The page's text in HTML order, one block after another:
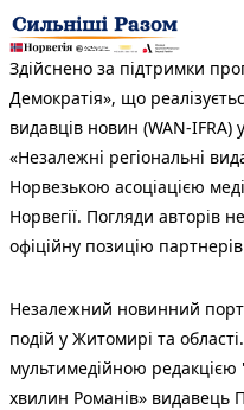
Здійснено за підтримки
Демократія», що
видавців новин (WAN-IFRA)
«Незалежні регіональні
Норвезькою асоціацією
Норвегії. Погляди авторів
офіційну позицію
Незалежний новинний
подій у Житомирі та
мультимедійною
хвилин Романів» видавець